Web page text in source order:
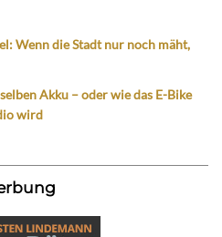
Wenn die Stadt nur noch mäht,
Akku – oder wie das E-Bike
wird